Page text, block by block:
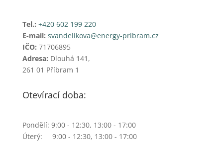
Tel.: +420 602 199 220
E-mail: svandelikova@energy-pribram.cz
IČO: 71706895
Adresa: Dlouhá 141,
261 01 Příbram 1
Otevírací doba:
Pondělí: 9:00 - 12:30, 13:00 - 17:00
Úterý: 9:00 - 12:30, 13:00 - 17:00